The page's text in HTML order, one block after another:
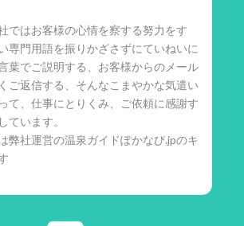
ではお客様の心情を察する努力をす
専門用語を振りかざさずにていねいに
葉でご説明する、お客様からのメール
ご返信する、そんなこまやかな気遣い
て、仕事にとりくみ、ご依頼に感謝す
ています。
弊社運営の温泉ガイドぽかなび.jpのキ